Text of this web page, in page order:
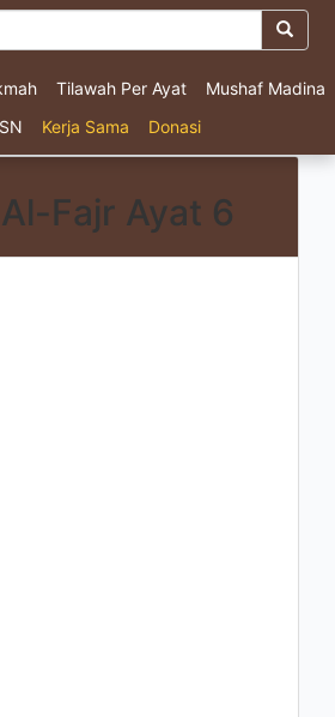
Tilawah Per Ayat
Mushaf Madina
Kerja Sama Donasi
Fajr Ayat 6